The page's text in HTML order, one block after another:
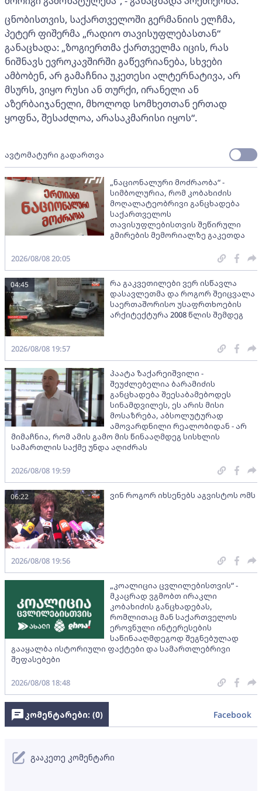
ცნობისთვის, საქართველოში გერმანიის ელჩმა,
პეტერ ფიშერმა „რადიო თავისუფლებასთან“
განაცხადა: „ზოგიერთმა ქართველმა იცის, რას
ნიშნავს ევროკავშირში გაწევრიანება, სხვები
ამბობენ, არ გამაჩნია უკეთესი ალტერნატივა, არ
მსურს, ვიყო რუსი ან თურქი, ირანელი ან
აზერბაიჯანელი, მხოლოდ სომხეთთან ერთად
ყოფნა, შესაძლოა, არასაკმარისი იყოს“.
ავტომატური გადართვა
„ნაციონალური მოძრაობა“ -
სიმბოლურია, რომ კობახიძის
მოღალატეობრივი განცხადება
საქართველოს
თავისუფლებისთვის შეწირული
გმირების მემორიალზე გაკეთდა
2026/08/08 20:05
რა გაკვეთილები ვერ ისწავლა
დასავლეთმა და როგორ შეიცვალა
საერთაშორისო უსაფრთხოების
არქიტექტურა 2008 წლის შემდეგ
04:45
2026/08/08 19:57
პაატა ზაქარეიშვილი -
შეუძლებელია ბარამიძის
განცხადება შეესაბამებოდეს
სინამდვილეს, ეს არის მისი
მოსაზრება, აბსოლუტურად
ამოვარდნილი რეალობიდან - არ
მიმაჩნია, რომ ამის გამო მის წინააღმდეგ სისხლის
სამართლის საქმე უნდა აღიძრას
2026/08/08 19:59
ვინ როგორ იხსენებს აგვისტოს ომს
06:22
2026/08/08 19:56
„კოალიცია ცვლილებისთვის“ -
მკაცრად ვგმობთ ირაკლი
კობახიძის განცხადებას,
რომლითაც მან საქართველოს
ეროვნული ინტერესების
საწინააღმდეგოდ შეგნებულად
გააყალბა ისტორიული ფაქტები და სამართლებრივი
შეფასებები
2026/08/08 18:48
კომენტარები: (0) Facebook
გააკეთე კომენტარი